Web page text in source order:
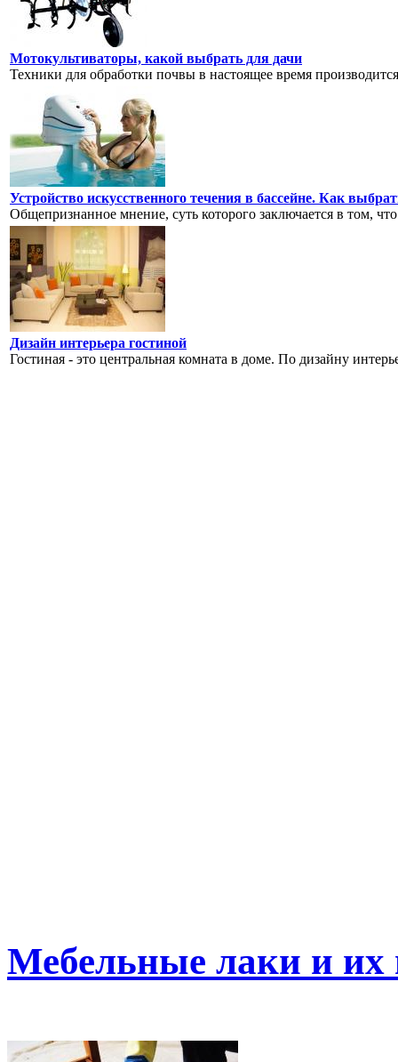
Мотокультиваторы, какой выбрать для дачи
Техники для обработки почвы в настоящее время
Устройство искусственного течения в бассейне. Как
Общепризнанное мнение, суть которого заключается в том,
Дизайн интерьера гостиной
Гостиная - это центральная комната в доме. По дизайну
Мебельные лаки и